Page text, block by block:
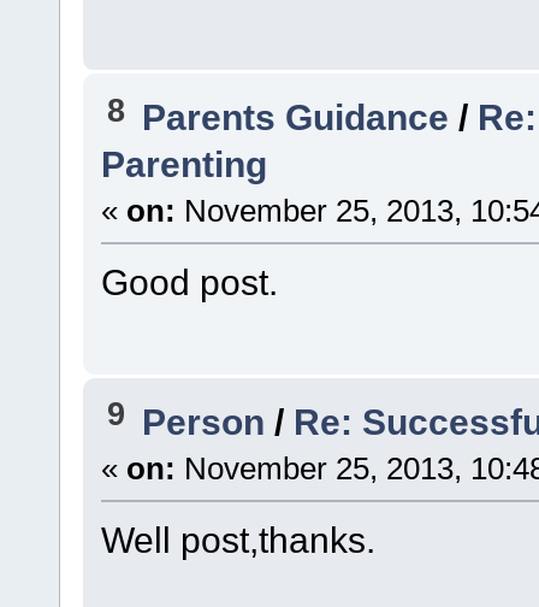
8 Parents Guidance /
Parenting
« on: November 25, 2013,
Good post.
9 Person / Re:
« on: November 25, 2013,
Well post,thanks.